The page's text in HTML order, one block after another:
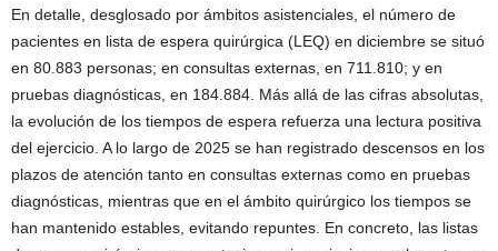
En detalle, desglosado por ámbitos asistenciales, el número de
pacientes en lista de espera quirúrgica (LEQ) en diciembre se situó
en 80.883 personas; en consultas externas, en 711.810; y en
pruebas diagnósticas, en 184.884. Más allá de las cifras absolutas,
la evolución de los tiempos de espera refuerza una lectura positiva
del ejercicio. A lo largo de 2025 se han registrado descensos en los
plazos de atención tanto en consultas externas como en pruebas
diagnósticas, mientras que en el ámbito quirúrgico los tiempos se
han mantenido estables, evitando repuntes. En concreto, las listas